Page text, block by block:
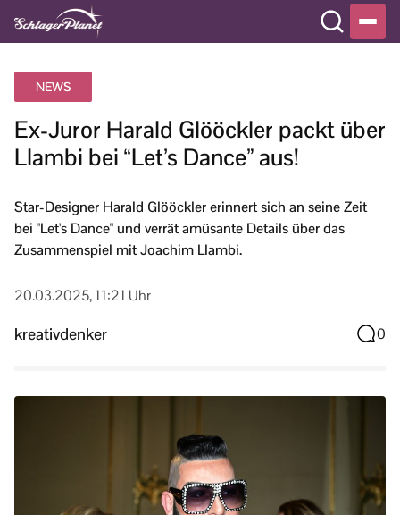
NEWS
Ex-Juror Harald Glööckler packt über
Llambi bei “Let’s Dance” aus!
Star-Designer Harald Glööckler erinnert sich an seine Zeit
bei "Let's Dance" und verrät amüsante Details über das
Zusammenspiel mit Joachim Llambi.
20.03.2025, 11:21 Uhr
kreativdenker 0